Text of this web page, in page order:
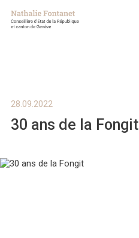
28.09.2022
30 ans de la Fongit